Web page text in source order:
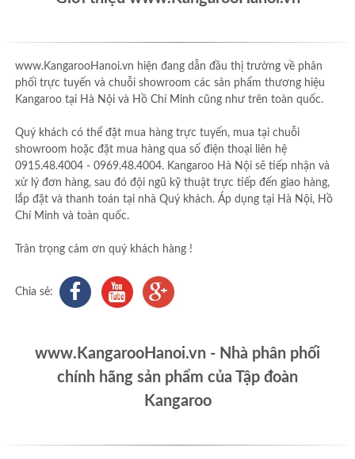
www.KangarooHanoi.vn hiện đang dẫn đầu thị trường về phân
phối trực tuyến và chuỗi showroom các sản phẩm thương hiệu
Kangaroo tại Hà Nội và Hồ Chí Minh cũng như trên toàn quốc.
Quý khách có thể đặt mua hàng trực tuyến, mua tại chuỗi
showroom hoặc đặt mua hàng qua số điện thoại liên hệ
0915.48.4004 - 0969.48.4004. Kangaroo Hà Nội sẽ tiếp nhận và
xử lý đơn hàng, sau đó đội ngũ kỹ thuật trực tiếp đến giao hàng,
lắp đặt và thanh toán tại nhà Quý khách. Áp dụng tại Hà Nội, Hồ
Chí Minh và toàn quốc.
Trân trọng cảm ơn quý khách hàng !
Chia sẻ:
www.KangarooHanoi.vn - Nhà phân phối
chính hãng sản phẩm của Tập đoàn
Kangaroo